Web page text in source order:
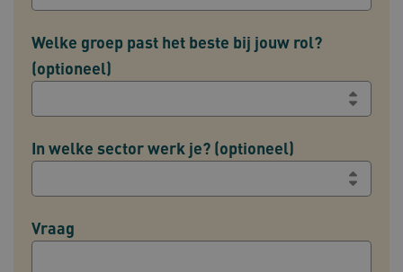
Welke groep past het beste bij jouw rol?
(optioneel)
In welke sector werk je? (optioneel)
Vraag